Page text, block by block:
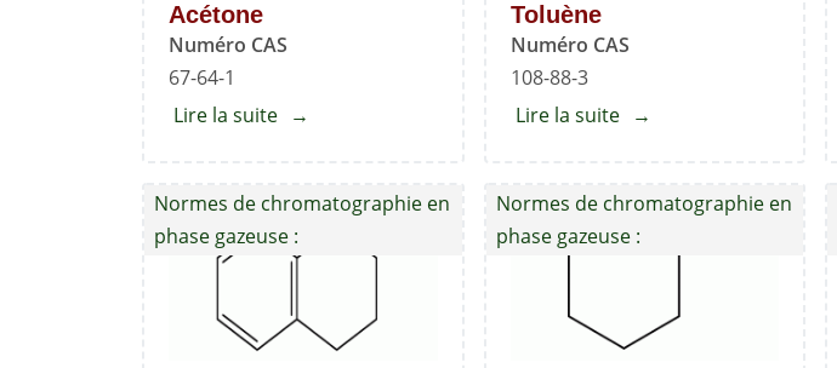
Acétone
Numéro CAS
67-64-1
Lire la suite about
Toluène
Numéro CAS
108-88-3
Lire la suiteabout
Normes de chromatographie en
phase gazeuse :
Normes de chromatographie en
phase gazeuse :